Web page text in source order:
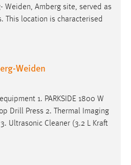
Weiden, Amberg site, served as
This location is characterised
Weiden
1. PARKSIDE 1800 W
Drill Press 2. Thermal Imaging
3. Ultrasonic Cleaner (3.2 L Kraft